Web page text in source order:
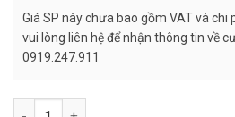
Giá SP này chưa bao gồm VAT và chi
vui lòng liên hệ để nhận thông tin về
0919.247.911
Số lượng